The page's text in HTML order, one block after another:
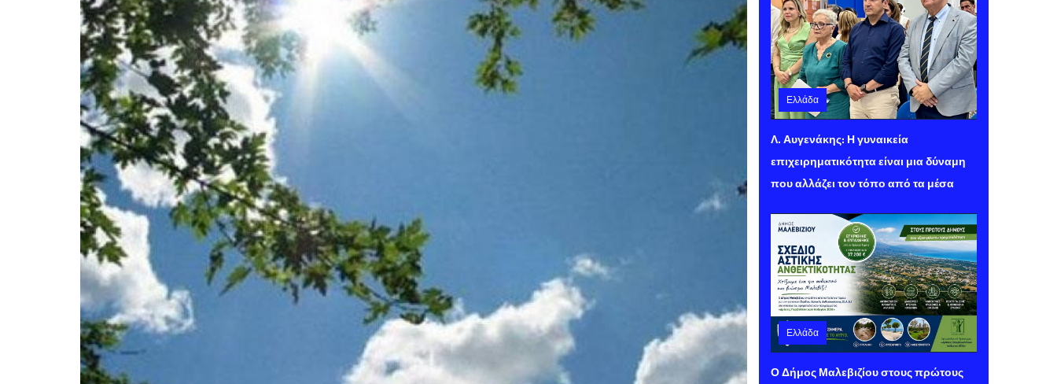
Ελλάδα
Σάββατο 08 Αυγούστου 2026 11:41
Λ. Αυγενάκης: Η γυναικεία
επιχειρηματικότητα είναι μια δύναμη
που αλλάζει τον τόπο από τα μέσα
Ελλάδα
Σάββατο 08 Αυγούστου 2026 11:21
Ο Δήμος Μαλεβιζίου στους πρώτους